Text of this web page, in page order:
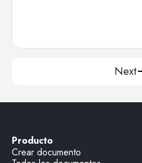
Next
Producto
Crear documento